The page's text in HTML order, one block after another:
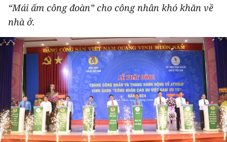
THẾ GIỚI
THỂ THAO
GIÁO DỤC
Y TẾ
KHOA HỌC - CÔNG NGHỆ
MÔI TRƯỜNG
“Mái ấm công đoàn” cho công nhân khó khăn về
nhà ở.